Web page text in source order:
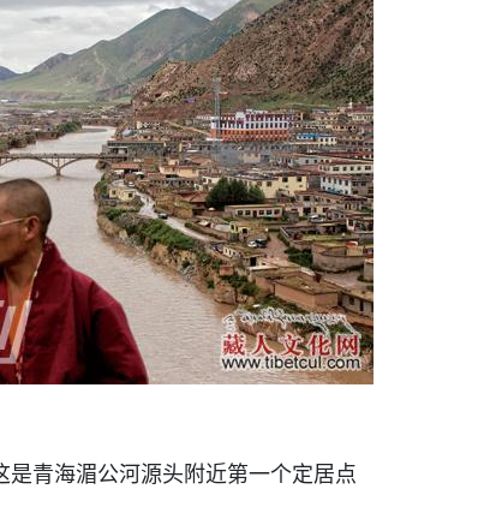
青海湄公河源头附近第一个定居点